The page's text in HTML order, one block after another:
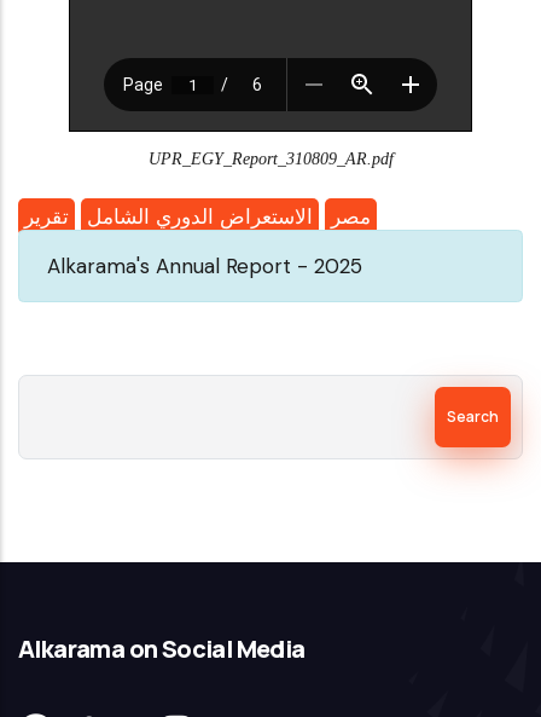
UPR_EGY_Report_310809_AR.pdf
مصر الاستعراض الدوري الشامل
تقرير
Alkarama's Annual Report - 2025
Alkarama on Social Media